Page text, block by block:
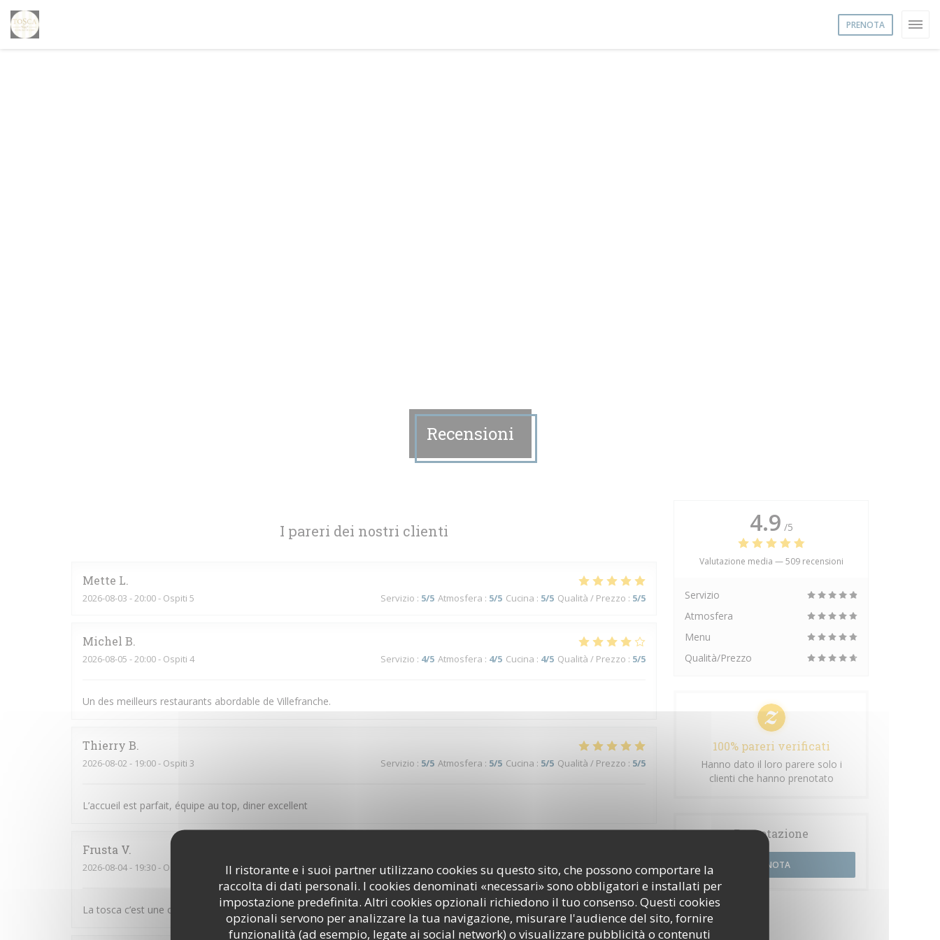
Il ristorante e i suoi partner utilizzano cookies su questo sito, che possono comportare la
raccolta di dati personali. I cookies denominati «necessari» sono obbligatori e installati per
impostazione predefinita. Altri cookies opzionali richiedono il tuo consenso. Questi cookies
opzionali servono per analizzare la tua navigazione, misurare l'audience del sito, fornire
funzionalità (ad esempio, legate ai social network) o visualizzare pubblicità o contenuti
PRENOTA
Recensioni
I pareri dei nostri clienti
Mette L
2026-08-03 - 20:00 - Ospiti 5 Servizio : 5/5 Atmosfera : 5/5 Cucina : 5/5 Qualità / Prezzo : 5/5
Michel B
2026-08-05 - 20:00 - Ospiti 4 Servizio : 4/5 Atmosfera : 4/5 Cucina : 4/5 Qualità / Prezzo : 5/5
Un des meilleurs restaurants abordable de Villefranche.
Thierry B
2026-08-02 - 19:00 - Ospiti 3 Servizio : 5/5 Atmosfera : 5/5 Cucina : 5/5 Qualità / Prezzo : 5/5
L’accueil est parfait, équipe au top, diner excellent
Frusta V
2026-08-04- 19:30 - Ospiti 9 Servizio: 5/5 Atmosfera: 5 /5 Cucina :5/5 Qualità / Prezzo: 5/5
La tosca c’est une cuisine de qualité et une équipe au top
4.9 /5
Valutazione media —509 recensioni
Servizio
Atmosfera
Menu
Qualità/Prezzo
100% pareri verificati
Hanno dato il loro parere solo i
clienti che hanno prenotato
Prenotazione
PRENOTA